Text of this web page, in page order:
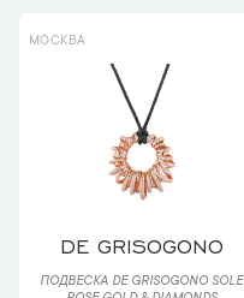
МОСКВА
DE GRISOGONO
ПОДВЕСКА DE GRISOGONO SOLE